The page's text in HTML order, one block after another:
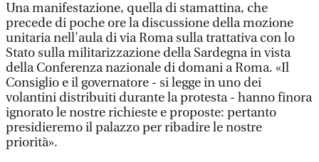
Una manifestazione, quella di stamattina, che
precede di poche ore la discussione della mozione
unitaria nell'aula di via Roma sulla trattativa con lo
Stato sulla militarizzazione della Sardegna in vista
della Conferenza nazionale di domani a Roma. «Il
Consiglio e il governatore - si legge in uno dei
volantini distribuiti durante la protesta - hanno finora
ignorato le nostre richieste e proposte: pertanto
presidieremo il palazzo per ribadire le nostre
priorità».